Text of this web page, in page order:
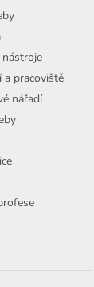
a pracoviště
nářadí